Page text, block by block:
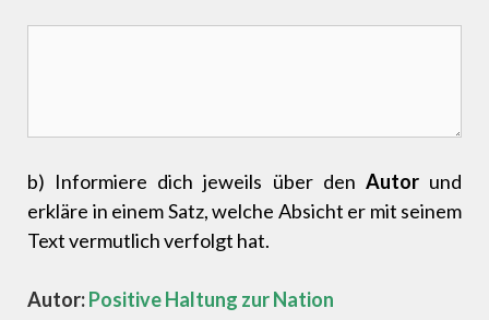
b) Informiere dich jeweils über den Autorund
erkläre in einem Satz, welche Absicht er mit seinem
Text vermutlich verfolgt hat.
Autor:Positive Haltung zur Nation